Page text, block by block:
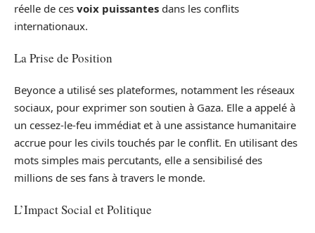
réelle de ces voix puissantes dans les conflits
internationaux.
La Prise de Position
Beyonce a utilisé ses plateformes, notamment les réseaux
sociaux, pour exprimer son soutien à Gaza. Elle a appelé à
un cessez-le-feu immédiat et à une assistance humanitaire
accrue pour les civils touchés par le conflit. En utilisant des
mots simples mais percutants, elle a sensibilisé des
millions de ses fans à travers le monde.
L’Impact Social et Politique